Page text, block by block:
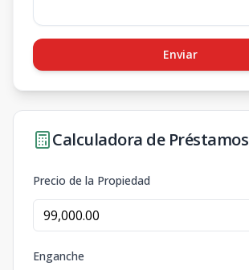
Enviar
Calculadora de Préstamos
Precio de la Propiedad
Enganche